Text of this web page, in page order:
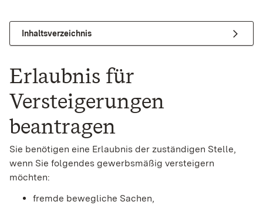
Inhaltsverzeichnis
Erlaubnis für
Versteigerungen
beantragen
Sie benötigen eine Erlaubnis der zuständigen Stelle,
wenn Sie folgendes gewerbsmäßig versteigern
möchten:
fremde bewegliche Sachen,